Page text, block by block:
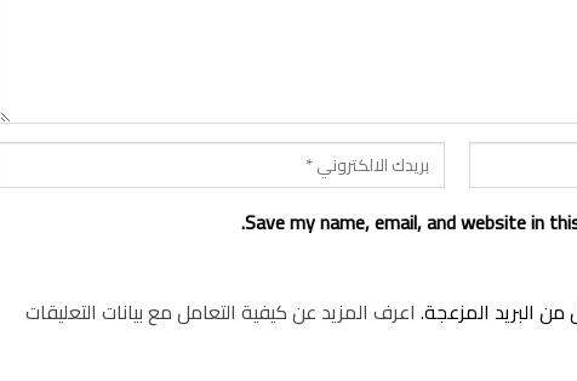
Save my name, email, and website in
البريد المزعجة. اعرف المزيد عن كيفية التعامل مع بيانات التعليقات